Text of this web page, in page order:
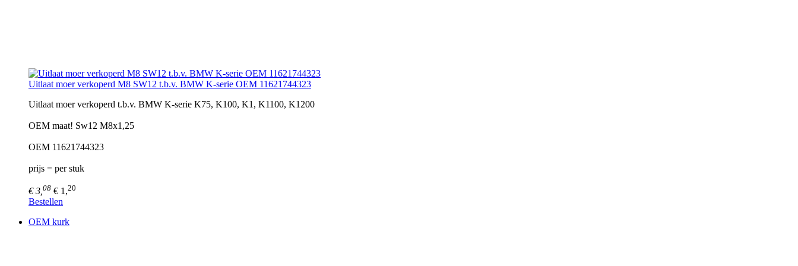
Uitlaat moer verkoperd M8 SW12 t.b.v. BMW K-serie OEM 11621744323
Uitlaat moer verkoperd t.b.v. BMW K-serie K75, K100, K1, K1100, K1200
OEM maat! Sw12 M8x1,25
OEM 11621744323
prijs = per stuk
€ 3, 08 € 1,20
Bestellen
OEM kurk